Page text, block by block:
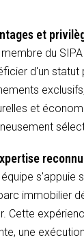
et
membre du
d'un statut
et
s'appuie
immobilier
Cette
une